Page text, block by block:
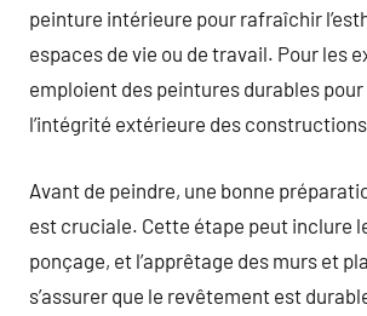
peinture intérieure pour rafraîchir
espaces de vie ou de travail. Pour les
emploient des peintures durables
l’intégrité extérieure des
Avant de peindre, une bonne
est cruciale. Cette étape peut inclure
ponçage, et l’apprêtage des murs et
s’assurer que le revêtement est